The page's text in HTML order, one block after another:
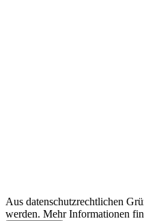
Aus datenschutzrechtlichen
werden. Mehr Informationen